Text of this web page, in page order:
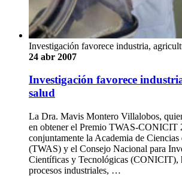
Investigación favorece industria,
24 abr 2007
Investigación favorece
salud
La Dra. Mavis Montero Villalobos,
en obtener el Premio TWAS-CONICIT
conjuntamente la Academia de
(TWAS) y el Consejo Nacional para
Científicas y Tecnológicas (CONICIT),
procesos industriales, …